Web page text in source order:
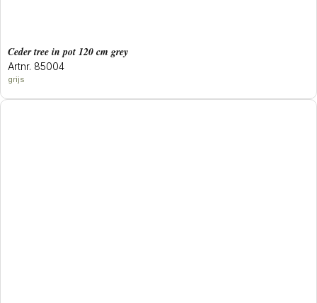
ceder tree in pot 120 cm grey
Artnr. 85004
grijs